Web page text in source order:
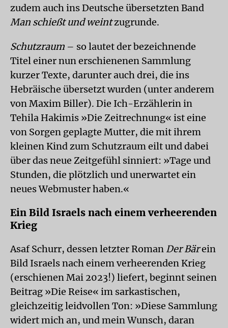
zudem auch ins Deutsche übersetzten Band
Man schießt und weintzugrunde.
Schutzraum – so lautet der bezeichnende
Titel einer nun erschienenen Sammlung
kurzer Texte, darunter auch drei, die ins
Hebräische übersetzt wurden (unter anderem
von Maxim Biller). Die Ich-Erzählerin in
Tehila Hakimis »Die Zeitrechnung« ist eine
von Sorgen geplagte Mutter, die mit ihrem
kleinen Kind zum Schutzraum eilt und dabei
über das neue Zeitgefühl sinniert: »Tage und
Stunden, die plötzlich und unerwartet ein
neues Webmuster haben.«
Ein Bild Israels nach einem verheerenden
Krieg
Asaf Schurr, dessen letzter Roman Der Bärein
Bild Israels nach einem verheerenden Krieg
(erschienen Mai 2023!) liefert, beginnt seinen
Beitrag »Die Reise« im sarkastischen,
gleichzeitig leidvollen Ton: »Diese Sammlung
widert mich an, und mein Wunsch, daran